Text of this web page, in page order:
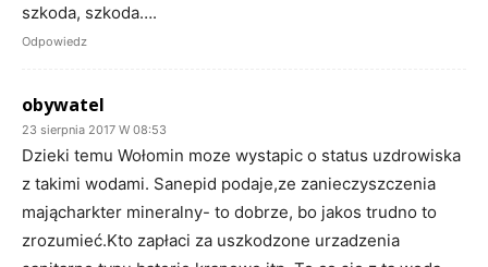
szkoda, szkoda….
Odpowiedz
obywatel
23 sierpnia 2017 W 08:53
Dzieki temu Wołomin moze wystapic o status uzdrowiska
z takimi wodami. Sanepid podaje,ze zanieczyszczenia
mającharkter mineralny- to dobrze, bo jakos trudno to
zrozumieć.Kto zapłaci za uszkodzone urzadzenia